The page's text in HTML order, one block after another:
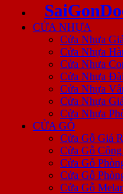
CỬA NHỰA
Cửa Nhựa
Cửa Nhựa
Cửa Nhựa
Cửa Nhựa
Cửa Nhựa
Cửa Nhựa
Cửa Nhựa
CỬA GỖ
Cửa Gỗ Giá
Cửa Gỗ
Cửa Gỗ
Cửa Gỗ
Cửa Gỗ